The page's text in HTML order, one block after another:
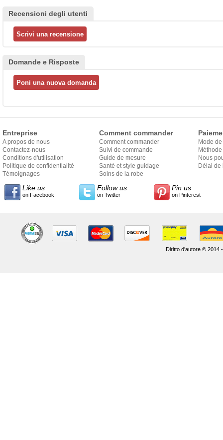
Recensioni degli utenti
Domande e Risposte
Entreprise
A propos de nous
Contactez-nous
Conditions d'utilisation
Politique de confidentialité
Témoignages
Comment commander
Comment commander
Suivi de commande
Guide de mesure
Santé et style guidage
Soins de la robe
Mode
Nous
Délai de
Like us
on Facebook
Follow us
on Twitter
Pin us
on Pinterest
Diritto d'autore © 2014